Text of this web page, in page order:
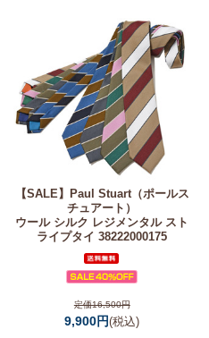
【SALE】
Paul Stuart（ポールス
チュアート）
ウール シルク レジメンタル スト
ライプタイ 38222000175
定価16,500円
9,900円(税込)